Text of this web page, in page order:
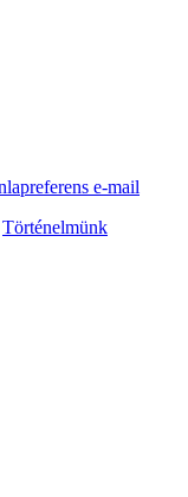
e-mail
Történelmünk